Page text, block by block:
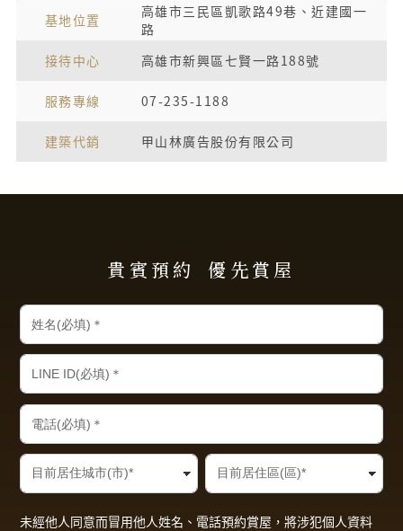
基地位置
高雄市三民區凱歌路49巷、近建國一
路
接待中心
高雄市新興區七賢一路188號
服務專線 07-235-1188
建築代銷 甲山林廣告股份有限公司
貴賓預約 優先賞屋
未經他人同意而冒用他人姓名、電話預約賞屋，將涉犯個人資料